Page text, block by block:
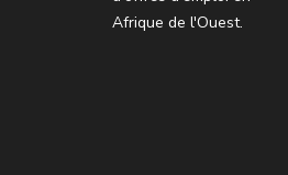
Afrique de l'Ouest.